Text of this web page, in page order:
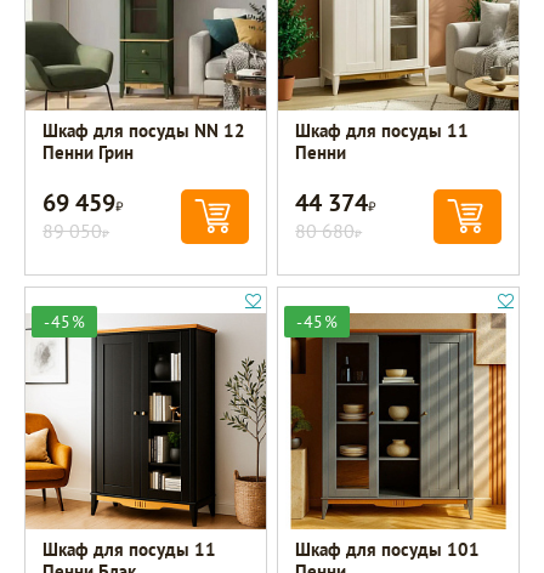
Шкаф для посуды NN 12
Пенни Грин
69 459Р
89 050Р
Шкаф для посуды 11
Пенни
44 374Р
80 680Р
-45%
Шкаф для посуды 11
-45%
Шкаф для посуды 101